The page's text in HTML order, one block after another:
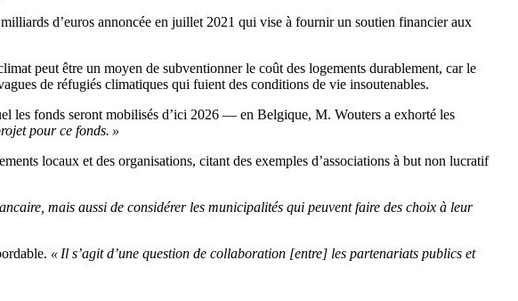
d’euros annoncée en juillet 2021 qui vise à fournir un soutien financier aux
peut être un moyen de subventionner le coût des logements durablement, car le
de réfugiés climatiques qui fuient des conditions de vie insoutenables.
les fonds seront mobilisés d’ici 2026 — en Belgique, M. Wouters a exhorté les
pour ce fonds. »
locaux et des organisations, citant des exemples d’associations à but non lucratif
mais aussi de considérer les municipalités qui peuvent faire des choix à leur
« Il s’agit d’une question de collaboration [entre] les partenariats publics et